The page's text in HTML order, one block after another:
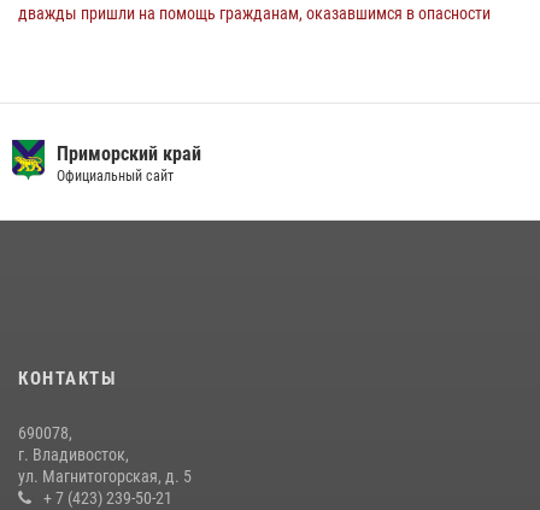
дважды пришли на помощь гражданам, оказавшимся в опасности
09 июля 2026, 06:08 2
08 июля 2026, 07:52
действия постояльца гостиницы
16 июля 2026, 01:13
Приморский край
Официальный сайт
КОНТАКТЫ
690078,
г. Владивосток,
ул. Магнитогорская, д. 5
+ 7 (423) 239-50-21